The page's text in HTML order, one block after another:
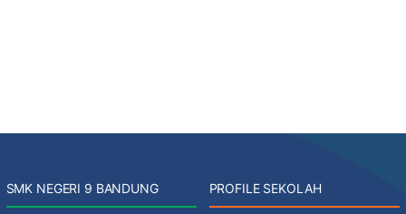
SMK NEGERI 9 BANDUNG PROFILE SEKOLAH